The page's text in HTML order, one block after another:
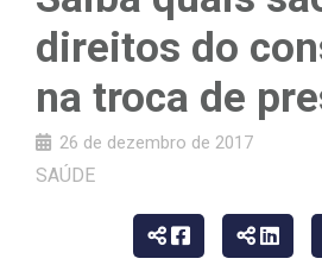
direitos do
na troca de
26 de dezembro de 2017
SAÚDE